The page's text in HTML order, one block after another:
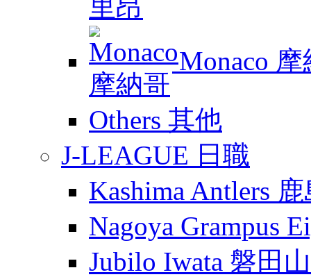
Monaco 摩
Others 其他
J-LEAGUE 日職
Kashima Antlers
Nagoya Grampus
Jubilo Iwata 磐田